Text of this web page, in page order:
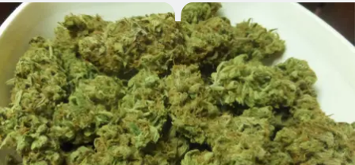
English (United States)
Spanish (Spain)
Spanish (Latin America)
German